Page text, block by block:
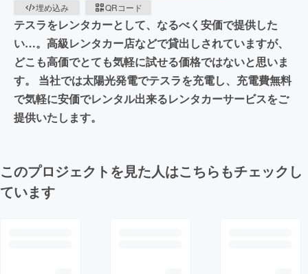
埋め込み
QRコード
テスラをレンタカーとして、なるべく安価で提供した
い…。高級レンタカー店などで貸出しされていますが、
どこも高価でとても気軽に試せる価格ではないと思いま
す。 当社では太陽光発電でテスラを充電し、充電費無料
で気軽に安価でレンタル出来るレンタカーサービスをご
提供いたします。
このプロジェクトを見た人はこちらもチェックし
ています